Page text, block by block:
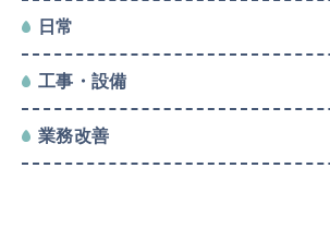
日常
工事・設備
業務改善